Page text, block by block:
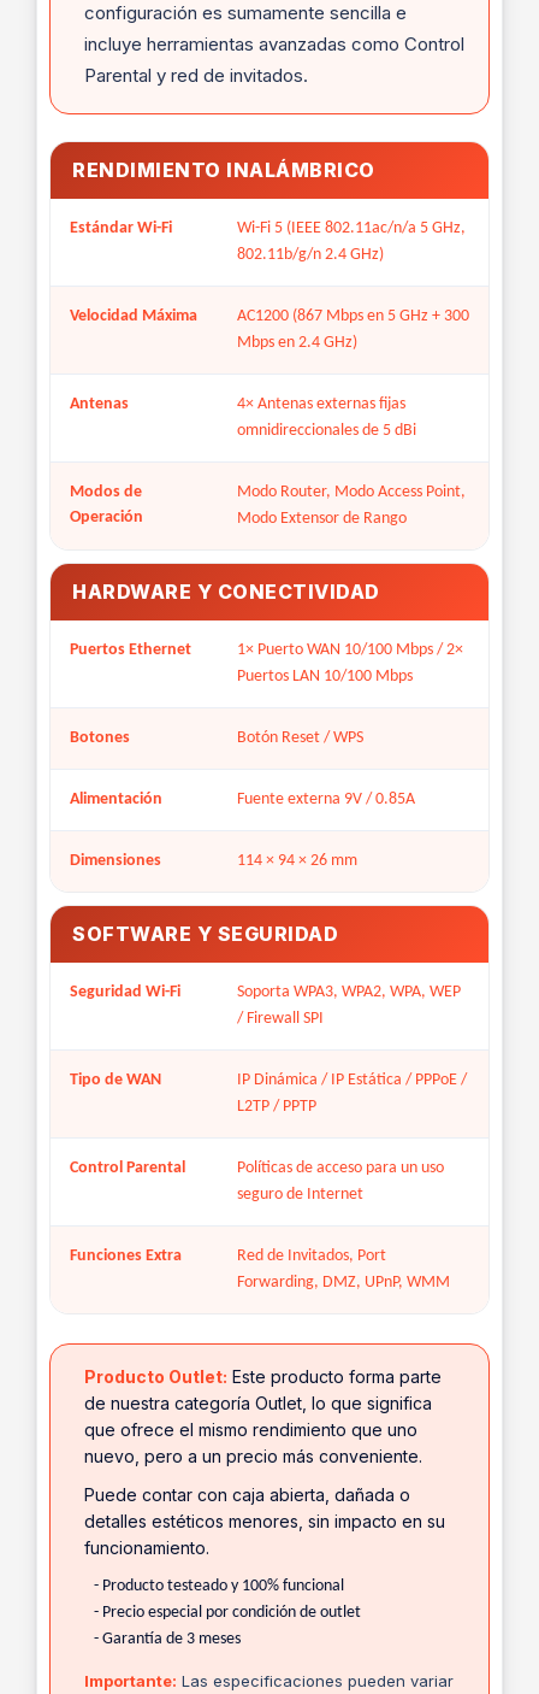
configuración es sumamente sencilla e
incluye herramientas avanzadas como Control
Parental y red de invitados.
RENDIMIENTO INALÁMBRICO
Estándar Wi-Fi
Wi-Fi 5 (IEEE 802.11ac/n/a 5 GHz,
802.11b/g/n 2.4 GHz)
Velocidad Máxima
AC1200 (867 Mbps en 5 GHz + 300
Mbps en 2.4 GHz)
Antenas
4× Antenas externas fijas
omnidireccionales de 5 dBi
Modos de
Operación
Modo Router, Modo Access Point,
Modo Extensor de Rango
HARDWARE Y CONECTIVIDAD
Puertos Ethernet
1× Puerto WAN 10/100 Mbps / 2×
Puertos LAN 10/100 Mbps
Botones Botón Reset / WPS
Alimentación Fuente externa 9V / 0.85A
Dimensiones 114 × 94 × 26 mm
SOFTWARE Y SEGURIDAD
Seguridad Wi-Fi
Soporta WPA3, WPA2, WPA, WEP
/ Firewall SPI
Tipo de WAN
IP Dinámica / IP Estática / PPPoE /
L2TP / PPTP
Control Parental
Políticas de acceso para un uso
seguro de Internet
Funciones Extra
Red de Invitados, Port
Forwarding, DMZ, UPnP, WMM
Producto Outlet: Este producto forma parte
de nuestra categoría Outlet, lo que significa
que ofrece el mismo rendimiento que uno
nuevo, pero a un precio más conveniente.
Puede contar con caja abierta, dañada o
detalles estéticos menores, sin impacto en su
funcionamiento.
- Producto testeado y 100% funcional
- Precio especial por condición de outlet
- Garantía de 3 meses
Importante: Las especificaciones pueden variar